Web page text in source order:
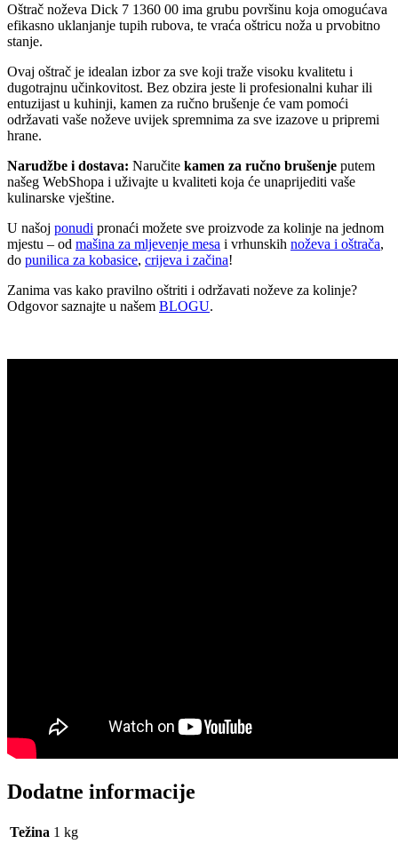
Oštrač noževa Dick 7 1360 00 ima grubu površinu koja omogućava
efikasno uklanjanje tupih rubova, te vraća oštricu noža u prvobitno
stanje.
Ovaj oštrač je idealan izbor za sve koji traže visoku kvalitetu i
dugotrajnu učinkovitost. Bez obzira jeste li profesionalni kuhar ili
entuzijast u kuhinji, kamen za ručno brušenje će vam pomoći
održavati vaše noževe uvijek spremnima za sve izazove u pripremi
hrane.
Narudžbe i dostava: Naručite kamen za ručno brušenje putem
našeg WebShopa i uživajte u kvaliteti koja će unaprijediti vaše
kulinarske vještine.
U našoj ponudi pronaći možete sve proizvode za kolinje na jednom
mjestu – od mašina za mljevenje mesa i vrhunskih noževa i oštrača,
do punilica za kobasice, crijeva i začina!
Zanima vas kako pravilno oštriti i održavati noževe za kolinje?
Odgovor saznajte u našem BLOGU.
Dodatne informacije
Težina 1 kg